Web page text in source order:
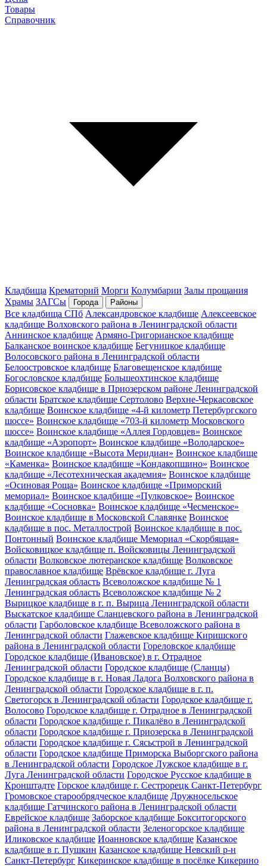
Товары
Справочник
Кладбища Крематорий Морги Колумбарии Залы прощания
Храмы ЗАГСы Города Районы
Все кладбища СПб Александровское кладбище Алексеевское
кладбище Волховского района в Ленинградской области
Аннинское кладбище Армяно-Григорианское кладбище
Балканское воинское кладбище Бегуницкое кладбище
Волосовского района в Ленинградской области
Белоостровское кладбище Благовещенское кладбище
Богословское кладбище Большеохтинское кладбище
Борисовское кладбище в Приозерском районе Ленинградской
области Братское кладбище Сертолово Верхне-Черкасовское
кладбище Воинское кладбище «4-й километр Петербургского
шоссе» Воинское кладбище «703-й километр Московского
шоссе» Воинское кладбище «Аллея Гордовцев» Воинское
кладбище «Аэропорт» Воинское кладбище «Володарское»
Воинское кладбище «Высота Меридиан» Воинское кладбище
«Каменка» Воинское кладбище «Кондакопшино» Воинское
кладбище «Лесотехническая академия» Воинское кладбище
«Осиновая Роща» Воинское кладбище «Приморский
мемориал» Воинское кладбище «Пулковское» Воинское
кладбище «Сосновка» Воинское кладбище «Чесменское»
Воинское кладбище в Московской Славянке Воинское
кладбище в пос. Металлострой Воинское кладбище в пос.
Понтонный Воинское кладбище Мемориал «Скорбящая»
Войсковицкое кладбище п. Войсковицы Ленинградской
области Волковское лютеранское кладбище Волковское
православное кладбище Врёвское кладбище г. Луга
Ленинградская область Всеволожское кладбище № 1
Ленинградская область Всеволожское кладбище № 2
Вырицкое кладбище в г. п. Вырица Ленинградской области
Выскатское кладбище Сланцевского района в Ленинградской
области Гарболовское кладбище Всеволожского района в
Ленинградской области Глажевское кладбище Киришского
района в Ленинградской области Гореловское кладбище
Городское кладбище (Ивановское) в г. Отрадное
Ленинградской области Городское кладбище (Сланцы)
Городское кладбище в г. Новая Ладога Волховского района в
Ленинградской области Городское кладбище в г. п.
Светогорск в Ленинградской области Городское кладбище г.
Волосово Городское кладбище г. Отрадное в Ленинградской
области Городское кладбище г. Пикалёво в Ленинградской
области Городское кладбище г. Приозерска в Ленинградской
области Городское кладбище г. Сясьстрой в Ленинградской
области Городское кладбище Приморска Выборгского района
в Ленинградской области Городское Лужское кладбище в г.
Луга Ленинградской области Городское Русское кладбище в
Кронштадте Горское кладбище г. Сестрорецк Санкт-Петербург
Громовское старообрядческое кладбище Дружносельское
кладбище Гатчинского района в Ленинградской области
Еврейское кладбище Заборское кладбище Бокситогорского
района в Ленинградской области Зеленогорское кладбище
Иликовское кладбище Иоанновское кладбище Казанское
кладбище в г. Пушкин Казанское кладбище Невский р-н
Санкт-Петербург Кикеринское кладбище в посёлке Кикерино